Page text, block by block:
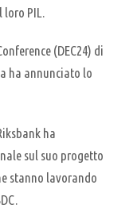
PIL.
(DEC24) di
ha annunciato lo
ha
sul suo progetto
stanno lavorando